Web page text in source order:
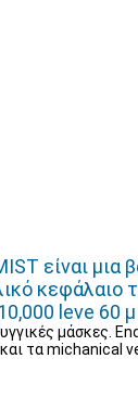
είναι μια
κεφάλαιο
leve 60 μ
μάσκες.
τα michanical